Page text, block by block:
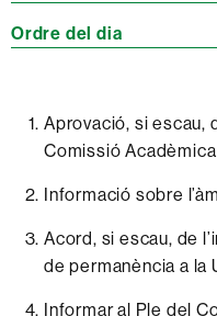
Ordre del dia
Aprovació, si escau,
Comissió
Informació sobre
Acord, si escau, de
de permanència a la
Informar al Ple del